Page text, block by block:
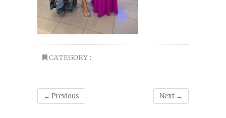
CATEGORY :
← Previous Next →